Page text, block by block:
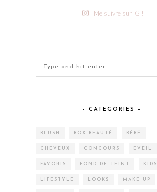
Me suivre sur IG !
– CATEGORIES –
BLUSH BOX BEAUTÉ BÉBÉ
CHEVEUX CONCOURS EVEIL
FAVORIS FOND DE TEINT KIDS
LIFESTYLE LOOKS MAKE-UP